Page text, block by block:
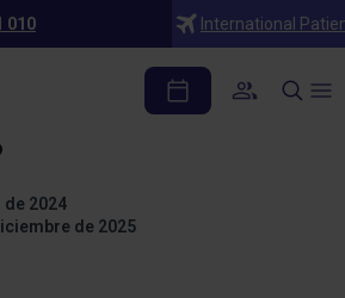
010 International
¿por qué
en el
de 2024
de 2025